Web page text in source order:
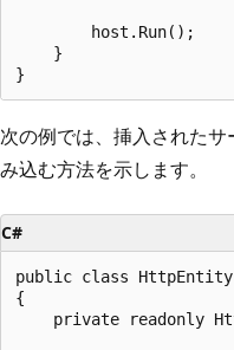
        host.Run();
    }
次の例では、挿入された
み込む方法を示します。
C#
public class
{
private readonly